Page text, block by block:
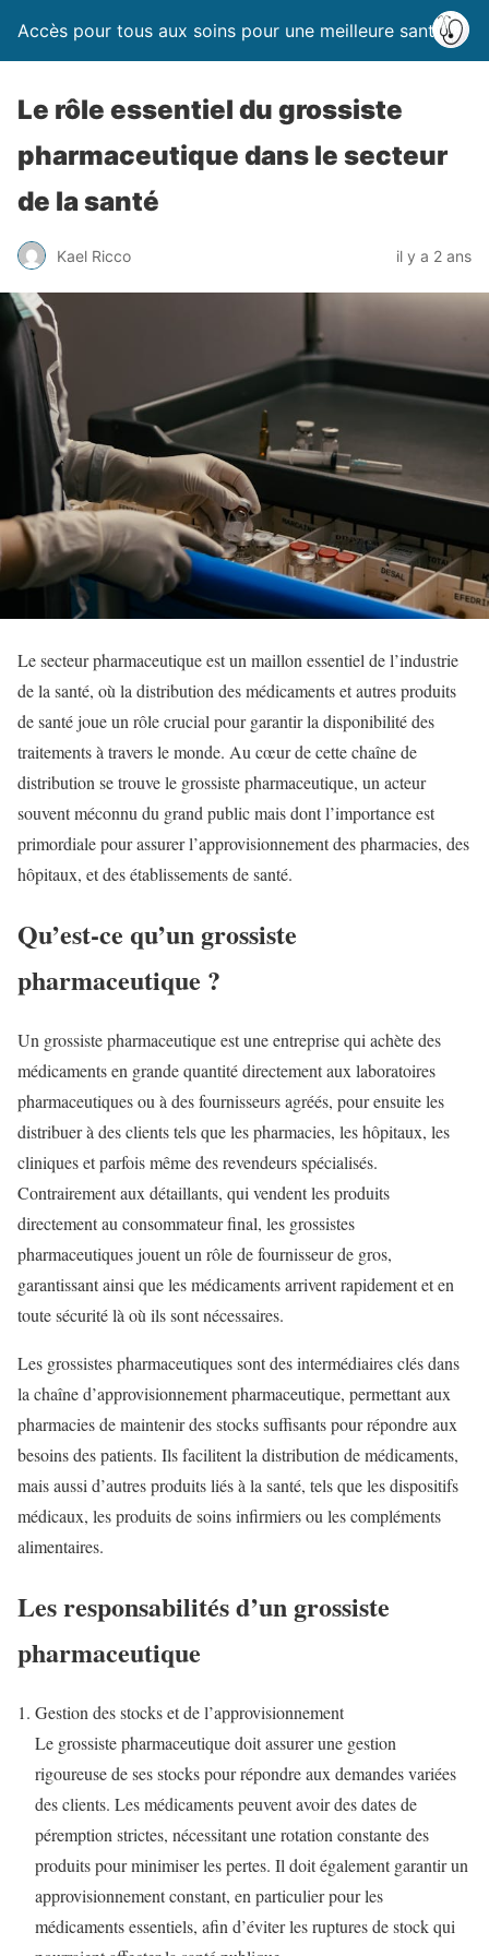
Accès pour tous aux soins pour une meilleure santé
Le rôle essentiel du grossiste
pharmaceutique dans le secteur
de la santé
Kael Ricco il y a 2 ans
Le secteur pharmaceutique est un maillon essentiel de l’industrie
de la santé, où la distribution des médicaments et autres produits
de santé joue un rôle crucial pour garantir la disponibilité des
traitements à travers le monde. Au cœur de cette chaîne de
distribution se trouve le grossiste pharmaceutique, un acteur
souvent méconnu du grand public mais dont l’importance est
primordiale pour assurer l’approvisionnement des pharmacies, des
hôpitaux, et des établissements de santé.
Qu’est-ce qu’un grossiste
pharmaceutique ?
Un grossiste pharmaceutiqueest une entreprise qui achète des
médicaments en grande quantité directement aux laboratoires
pharmaceutiques ou à des fournisseurs agréés, pour ensuite les
distribuer à des clients tels que les pharmacies, les hôpitaux, les
cliniques et parfois même des revendeurs spécialisés.
Contrairement aux détaillants, qui vendent les produits
directement au consommateur final, les grossistes
pharmaceutiques jouent un rôle de fournisseur de gros,
garantissant ainsi que les médicaments arrivent rapidement et en
toute sécurité là où ils sont nécessaires.
Les grossistes pharmaceutiques sont des intermédiaires clés dans
la chaîne d’approvisionnement pharmaceutique, permettant aux
pharmacies de maintenir des stocks suffisants pour répondre aux
besoins des patients. Ils facilitent la distribution de médicaments,
mais aussi d’autres produits liés à la santé, tels que les dispositifs
médicaux, les produits de soins infirmiers ou les compléments
alimentaires.
Les responsabilités d’un grossiste
pharmaceutique
Gestion des stocks et de l’approvisionnement
Le grossiste pharmaceutique doit assurer une gestion
rigoureuse de ses stocks pour répondre aux demandes variées
des clients. Les médicaments peuvent avoir des dates de
péremption strictes, nécessitant une rotation constante des
produits pour minimiser les pertes. Il doit également garantir un
approvisionnement constant, en particulier pour les
médicaments essentiels, afin d’éviter les ruptures de stock qui